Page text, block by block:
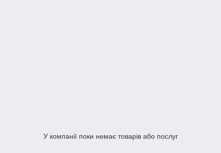
У компанії поки немає товарів або послуг